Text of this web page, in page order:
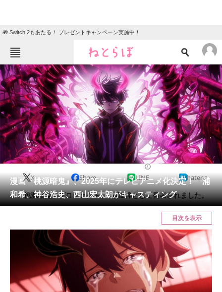
🎁 Switch 2もあたる！ プレゼントキャンペーン実施中！
ねとらぼメニュー
TOP ニュース
エンタメ クイズ
グルメ 地域
住まい 教育・育児
動物 リサーチ
会員記事
メディア
ITの今と未来を見通す
スマホと通信の最新トレンド
進化するPCとデバイスの未来
漫画『桃源暗鬼』、2025年にテレビアニメ化決定！ 浦
和希、神谷浩史、西山宏太朗がキャスティング
X Share LINE hatena
「『桃源暗鬼』プロジェクト」の第2弾として発表されました。
目次を表示